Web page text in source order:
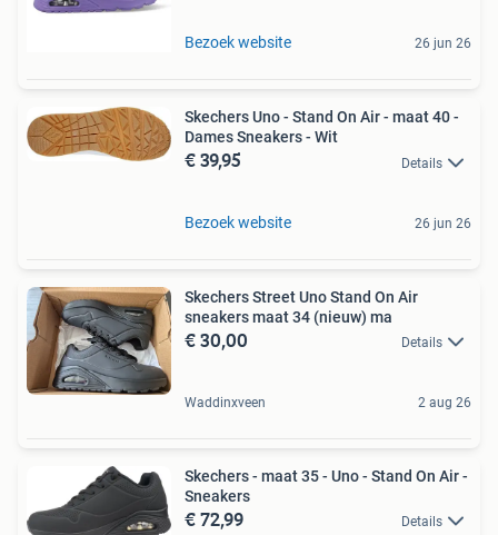
Bezoek website 26 jun 26
Skechers Uno - Stand On Air - maat 40 -
Dames Sneakers - Wit
€ 39,95 Details
Bezoek website 26 jun 26
Skechers Street Uno Stand On Air
sneakers maat 34 (nieuw) ma
€ 30,00 Details
Waddinxveen 2 aug 26
Skechers - maat 35 - Uno - Stand On Air -
Sneakers
€ 72,99 Details